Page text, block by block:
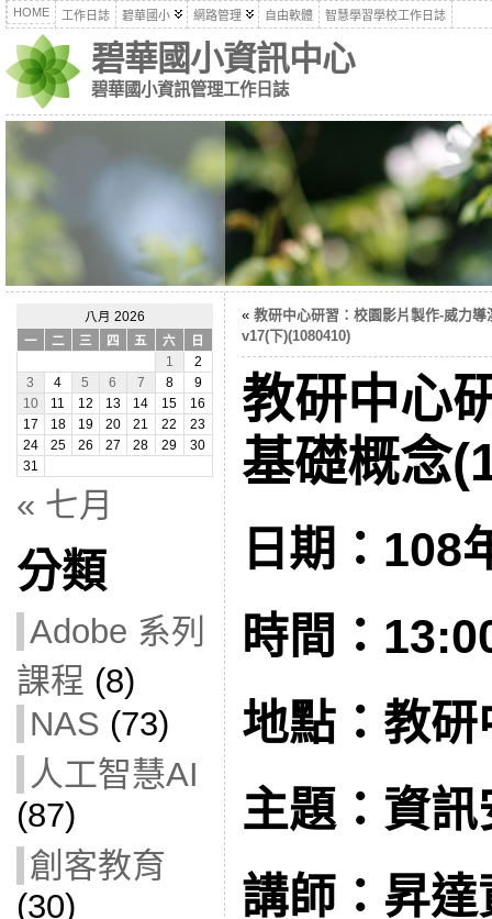
HOME 工作日誌 碧華國小 網路管理 自由軟體 智慧學習學校工作日誌
碧華國小資訊中心
碧華國小資訊管理工作日誌
八月 2026
一
二 三 四 五 六
日
1
2
3
4 5 6 7 8
9
10
11 12 13 14 15
16
17
18 19 20 21 22
23
24
25 26 27 28 29
30
31
« 七月
分類
Adobe 系列
課程 (8)
NAS (73)
人工智慧AI
(87)
創客教育
(30)
« 教研中心研習：校園影片製作-威力導
v17(下)(1080410)
教研中心
基礎概念
日期：108
時間：
地點：教研
主題：資
講師：昇